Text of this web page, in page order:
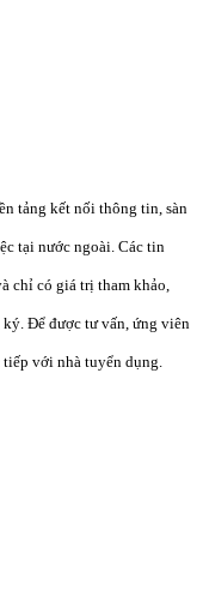
tảng kết nối thông tin, sàn
tại nước ngoài. Các tin
chỉ có giá trị tham khảo,
Để được tư vấn, ứng viên
với nhà tuyển dụng.